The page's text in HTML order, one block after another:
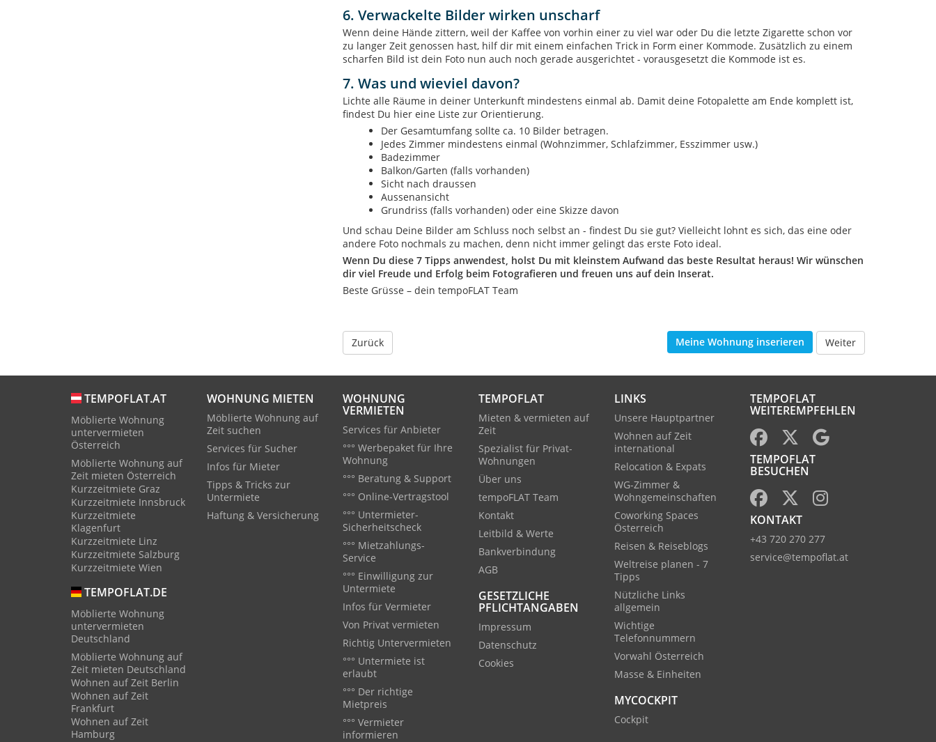
6. Verwackelte Bilder wirken unscharf
Wenn deine Hände zittern, weil der Kaffee von vorhin einer zu viel war oder Du die letzte Zigarette schon vor
zu langer Zeit genossen hast, hilf dir mit einem einfachen Trick in Form einer Kommode. Zusätzlich zu einem
scharfen Bild ist dein Foto nun auch noch gerade ausgerichtet - vorausgesetzt die Kommode ist es.
7. Was und wieviel davon?
Lichte alle Räume in deiner Unterkunft mindestens einmal ab. Damit deine Fotopalette am Ende komplett ist,
findest Du hier eine Liste zur Orientierung.
Der Gesamtumfang sollte ca. 10 Bilder betragen.
Jedes Zimmer mindestens einmal (Wohnzimmer, Schlafzimmer, Esszimmer usw.)
Badezimmer
Balkon/Garten (falls vorhanden)
Sicht nach draussen
Aussenansicht
Grundriss (falls vorhanden) oder eine Skizze davon
Und schau Deine Bilder am Schluss noch selbst an - findest Du sie gut? Vielleicht lohnt es sich, das eine oder
andere Foto nochmals zu machen, denn nicht immer gelingt das erste Foto ideal.
Wenn Du diese 7 Tipps anwendest, holst Du mit kleinstem Aufwand das beste Resultat heraus! Wir wünschen
dir viel Freude und Erfolg beim Fotografieren und freuen uns auf dein Inserat.
Beste Grüsse – dein tempoFLAT Team
Zurück Weiter
Meine Wohnung inserieren
TEMPOFLAT.AT
Möblierte Wohnung
untervermieten
Österreich
Möblierte Wohnung auf
Zeit mieten Österreich
Kurzzeitmiete Graz
Kurzzeitmiete Innsbruck
Kurzzeitmiete
Klagenfurt
Kurzzeitmiete Linz
Kurzzeitmiete Salzburg
Kurzzeitmiete Wien
TEMPOFLAT.DE
Möblierte Wohnung
untervermieten
Deutschland
Möblierte Wohnung auf
Zeit mieten Deutschland
Wohnen auf Zeit Berlin
Wohnen auf Zeit
Frankfurt
Wohnen auf Zeit
Hamburg
WOHNUNG MIETEN
Möblierte Wohnung auf
Zeit suchen
Services für Sucher
Infos für Mieter
Tipps & Tricks zur
Untermiete
Haftung & Versicherung
WOHNUNG
VERMIETEN
Services für Anbieter
°°° Werbepaket für Ihre
Wohnung
°°° Beratung & Support
°°° Online-Vertragstool
°°° Untermieter-
Sicherheitscheck
°°° Mietzahlungs-
Service
°°° Einwilligung zur
Untermiete
Infos für Vermieter
Von Privat vermieten
Richtig Untervermieten
°°° Untermiete ist
erlaubt
°°° Der richtige
Mietpreis
°°° Vermieter
informieren
TEMPOFLAT
Mieten & vermieten auf
Zeit
Spezialist für Privat-
Wohnungen
Über uns
tempoFLAT Team
Kontakt
Leitbild & Werte
Bankverbindung
AGB
GESETZLICHE
PFLICHTANGABEN
Impressum
Datenschutz
Cookies
LINKS
Unsere Hauptpartner
Wohnen auf Zeit
international
Relocation & Expats
WG-Zimmer &
Wohngemeinschaften
Coworking Spaces
Österreich
Reisen & Reiseblogs
Weltreise planen - 7
Tipps
Nützliche Links
allgemein
Wichtige
Telefonnummern
Vorwahl Österreich
Masse & Einheiten
MYCOCKPIT
Cockpit
TEMPOFLAT
WEITEREMPFEHLEN
TEMPOFLAT
BESUCHEN
KONTAKT
+43 720 270 277
service@tempoflat.at